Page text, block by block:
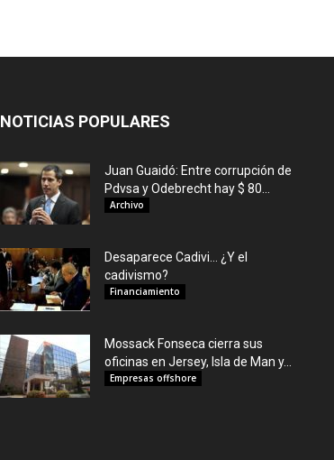
NOTICIAS POPULARES
Juan Guaidó: Entre corrupción de
Pdvsa y Odebrecht hay $ 80...
Archivo
Desaparece Cadivi… ¿Y el
cadivismo?
Financiamiento
Mossack Fonseca cierra sus
oficinas en Jersey, Isla de Man y...
Empresas offshore